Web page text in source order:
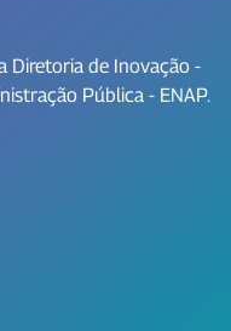
Diretoria de Inovação -
Pública - ENAP.